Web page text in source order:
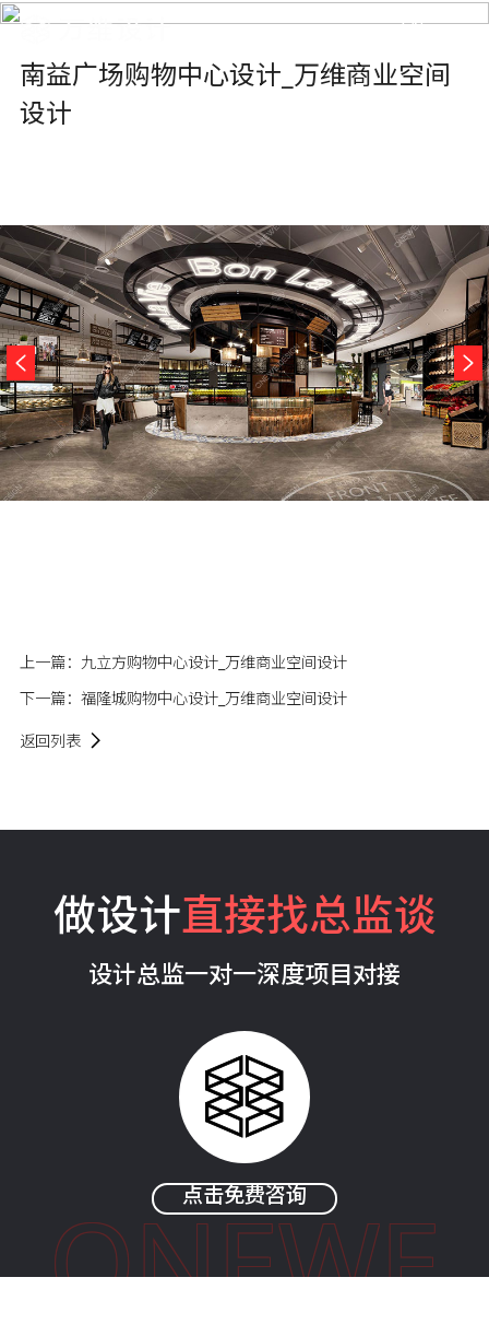
EN
南益广场购物中心设计_万维商业空间
设计
上一篇： 九立方购物中心设计_万维商业空间设计
下一篇： 福隆城购物中心设计_万维商业空间设计
返回列表
做设计直接找总监谈
设计总监一对一深度项目对接
点击免费咨询
ONEWE